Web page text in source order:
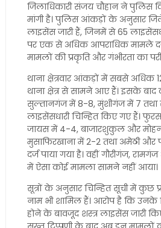
जिलाधिकारी संजय चौहान ने पुलिस
मांगी है। पुलिस आंकड़ों के अनुसार
लाइसेंस जारी हैं, जिनमें से 65
पर एक से अधिक आपराधिक मामले
मामलों की प्रकृति और गंभीरता का
थाना क्षेत्रवार आंकड़ों में सबसे अधिक
थाना क्षेत्र से सामने आए हैं। इसके
सुल्तानगंज में 8-8, मुंशीगंज में 7 तथा
लाइसेंसधारी चिन्हित किए गए हैं।
जायस में 4-4, बाजारशुकुल और
मुसाफिरखाना में 2-2 तथा अमेठी और
दर्ज पाया गया है। वहीं गौरीगंज, रामगंज
में ऐसा कोई मामला सामने नहीं आया।
सूत्रों के अनुसार चिन्हित सूची में कुछ
नाम भी शामिल हैं। आरोप है कि
होने के बावजूद शस्त्र लाइसेंस जारी